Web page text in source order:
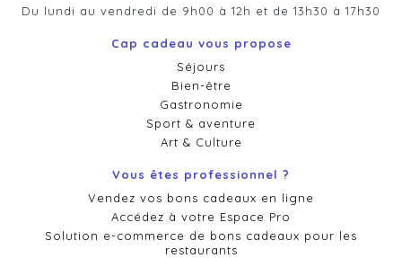
Du lundi au vendredi de 9h00 à 12h et de 13h30 à 17h30
Cap cadeau vous propose
Séjours
Bien-être
Gastronomie
Sport & aventure
Art & Culture
Vous êtes professionnel ?
Vendez vos bons cadeaux en ligne
Accédez à votre Espace Pro
Solution e-commerce de bons cadeaux pour les
restaurants